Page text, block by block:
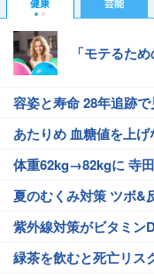
健康 芸能
「モテるた
容姿と寿命 28年追跡
あたりめ 血糖値を上げ
体重62kg→82kgに 寺
夏のむくみ対策 ツボ&
紫外線対策がビタミン
緑茶を飲むと死亡リス